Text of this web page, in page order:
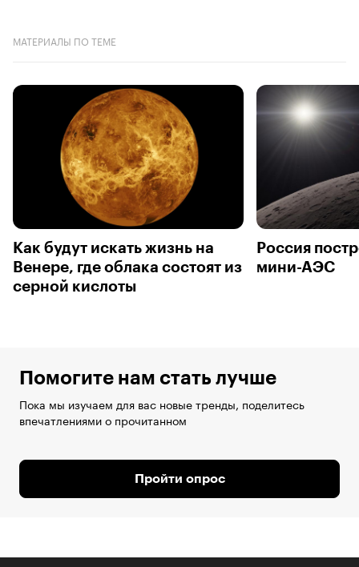
МАТЕРИАЛЫ ПО ТЕМЕ
Как будут искать жизнь на
Венере, где облака состоят из
серной кислоты
Россия
мини-АЭС
Помогите нам стать лучше
Пока мы изучаем для вас новые тренды, поделитесь
впечатлениями о прочитанном
Пройти опрос